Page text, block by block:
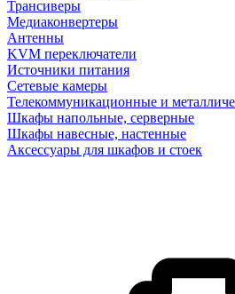
Трансиверы
Медиаконвертеры
Антенны
KVM переключатели
Источники питания
Сетевые камеры
Телекоммуникационные и
Шкафы напольные, серверные
Шкафы навесные, настенные
Аксессуары для шкафов и стоек